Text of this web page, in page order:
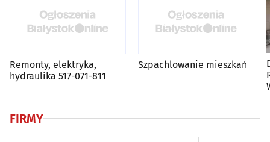
Remonty, elektryka,
hydraulika 517-071-811
Szpachlowanie mieszkań
FIRMY